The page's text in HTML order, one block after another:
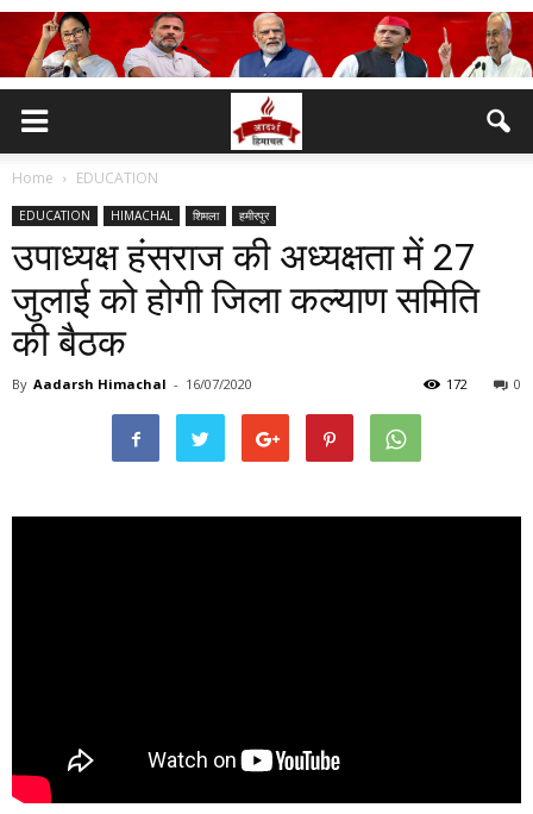
Home EDUCATION
EDUCATION HIMACHAL शिमला हमीरपुर
उपाध्यक्ष हंसराज की अध्यक्षता में 27
जुलाई को होगी जिला कल्याण समिति
की बैठक
By Aadarsh Himachal - 16/07/2020 0
172